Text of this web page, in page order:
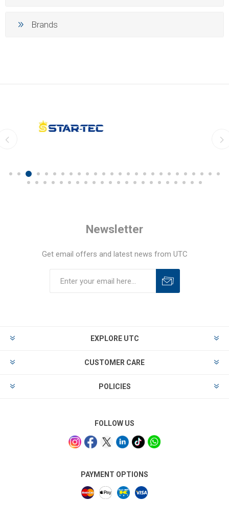
Brands
Newsletter
Get email offers and latest news from UTC
EXPLORE UTC
CUSTOMER CARE
POLICIES
FOLLOW US
PAYMENT OPTIONS